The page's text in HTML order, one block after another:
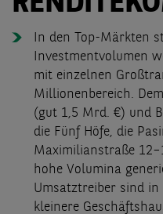
In den Top-Märkten
Investmentvolumen
mit einzelnen
Millionenbereich.
(gut 1,5 Mrd. €) und
die Fünf Höfe, die
Maximilianstraße
hohe Volumina
Umsatztreiber sind in
kleinere